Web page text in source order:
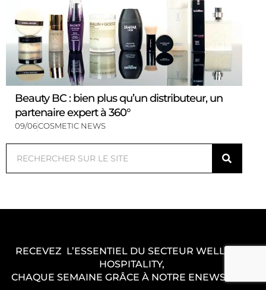
Beauty BC : bien plus qu’un distributeur, un
partenaire expert à 360°
09/06COSMETIC NEWS
RECEVEZ L’ESSENTIEL DU SECTEUR WELLNESS
HOSPITALITY,
CHAQUE SEMAINE GRÂCE À NOTRE ENEWS ACTU